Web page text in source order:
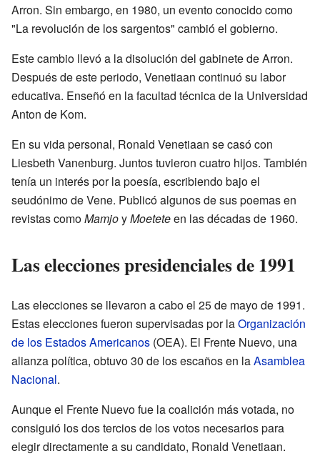
Arron. Sin embargo, en 1980, un evento conocido como
"La revolución de los sargentos" cambió el gobierno.
Este cambio llevó a la disolución del gabinete de Arron.
Después de este periodo, Venetiaan continuó su labor
educativa. Enseñó en la facultad técnica de la Universidad
Anton de Kom.
En su vida personal, Ronald Venetiaan se casó con
Liesbeth Vanenburg. Juntos tuvieron cuatro hijos. También
tenía un interés por la poesía, escribiendo bajo el
seudónimo de Vene. Publicó algunos de sus poemas en
revistas comoMamjoyMoeteteen las décadas de 1960.
Las elecciones presidenciales de 1991
Las elecciones se llevaron a cabo el 25 de mayo de 1991.
Estas elecciones fueron supervisadas por laOrganización
de los Estados Americanos (OEA). El Frente Nuevo, una
alianza política, obtuvo 30 de los escaños en laAsamblea
Nacional.
Aunque el Frente Nuevo fue la coalición más votada, no
consiguió los dos tercios de los votos necesarios para
elegir directamente a su candidato, Ronald Venetiaan.